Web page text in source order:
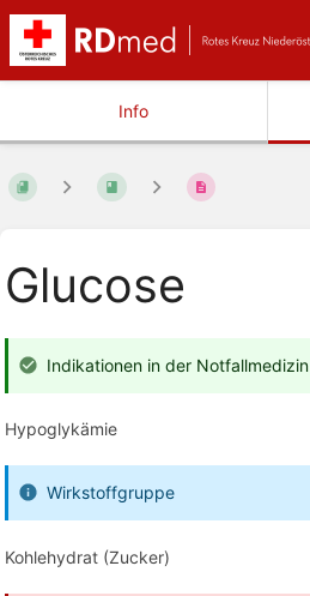
Info
Glucose
Indikationen in der Notfallmedizin
Hypoglykämie
Wirkstoffgruppe
Kohlehydrat (Zucker)